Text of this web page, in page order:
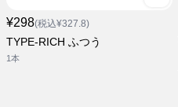
¥298(税込¥327.8)
TYPE-RICH ふつう
1本